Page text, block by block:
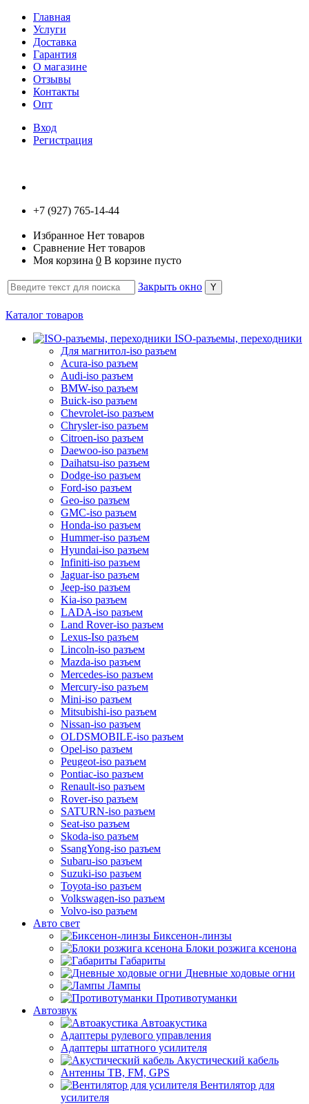
Главная
Услуги
Доставка
Гарантия
О магазине
Отзывы
Контакты
Опт
Вход
Регистрация
+7 (927) 765-14-44
Избранное Нет товаров
Сравнение Нет товаров
Моя корзина 0 В корзине пусто
Закрыть окно
Каталог товаров
ISO-разъемы, переходники
Для магнитол-iso разъем
Acura-iso разъем
Audi-iso разъем
BMW-iso разъем
Buick-iso разъем
Chevrolet-iso разъем
Chrysler-iso разъем
Citroen-iso разъем
Daewoo-iso разъем
Daihatsu-iso разъем
Dodge-iso разъем
Ford-iso разъем
Geo-iso разъем
GMC-iso разъем
Honda-iso разъем
Hummer-iso разъем
Hyundai-iso разъем
Infiniti-iso разъем
Jaguar-iso разъем
Jeep-iso разъем
Kia-iso разъем
LADA-iso разъем
Land Rover-iso разъем
Lexus-Iso разъем
Lincoln-iso разъем
Mazda-iso разъем
Mercedes-iso разъем
Mercury-iso разъем
Mini-iso разъем
Mitsubishi-iso разъем
Nissan-iso разъем
OLDSMOBILE-iso разъем
Opel-iso разъем
Peugeot-iso разъем
Pontiac-iso разъем
Renault-iso разъем
Rover-iso разъем
SATURN-iso разъем
Seat-iso разъем
Skoda-iso разъем
SsangYong-iso разъем
Subaru-iso разъем
Suzuki-iso разъем
Toyota-iso разъем
Volkswagen-iso разъем
Volvo-iso разъем
Авто свет
Биксенон-линзы
Блоки розжига ксенона
Габариты
Дневные ходовые огни
Лампы
Противотуманки
Автозвук
Автоакустика
Адаптеры рулевого управления
Адаптеры штатного усилителя
Акустический кабель
Антенны ТВ, FM, GPS
Вентилятор для
усилителя